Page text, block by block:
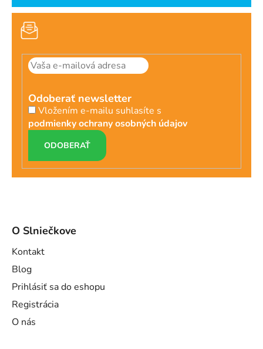
Odoberať newsletter
Vložením e-mailu suhlasíte s
podmienky ochrany osobných údajov
PRIHLÁSIŤ
SA
O Slniečkove
Kontakt
Blog
Prihlásiť sa do eshopu
Registrácia
O nás